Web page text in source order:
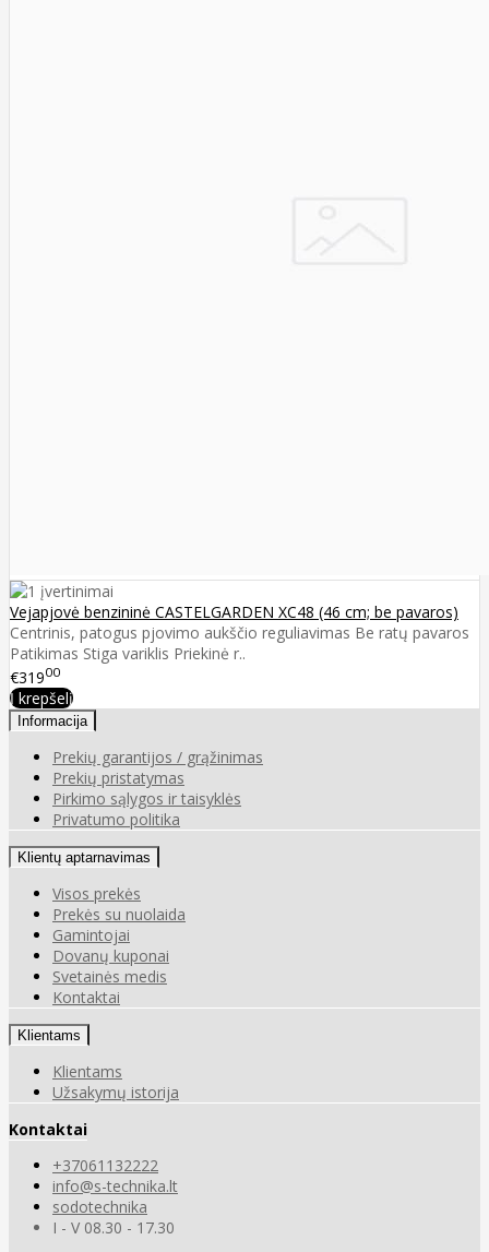
Vejapjovė benzininė CASTELGARDEN XC48 (46 cm; be pavaros)
Centrinis, patogus pjovimo aukščio reguliavimas Be ratų pavaros
Patikimas Stiga variklis Priekinė r..
€31900
Į krepšelį
Informacija
Prekių garantijos / grąžinimas
Prekių pristatymas
Pirkimo sąlygos ir taisyklės
Privatumo politika
Klientų aptarnavimas
Visos prekės
Prekės su nuolaida
Gamintojai
Dovanų kuponai
Svetainės medis
Kontaktai
Klientams
Klientams
Užsakymų istorija
Kontaktai
+37061132222
info@s-technika.lt
sodotechnika
I - V 08.30 - 17.30